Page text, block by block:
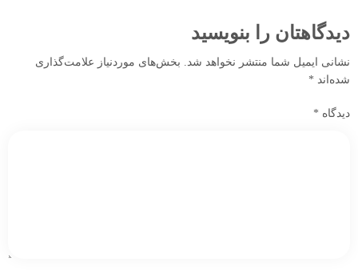
دیدگاهتان را بنویسید
نشانی ایمیل شما منتشر نخواهد شد.
بخش‌های موردنیاز علامت‌گذاری
شده‌اند *
دیدگاه *